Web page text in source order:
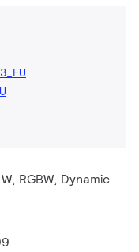
RGBW, Dynamic